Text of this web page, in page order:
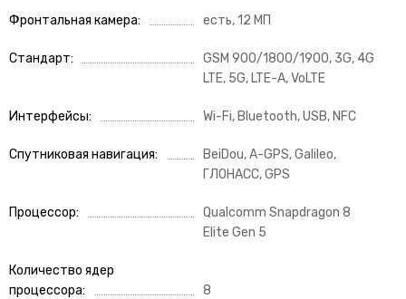
Фронтальная камера есть, 12 МП
Стандарт
GSM 900/1800/1900, 3G, 4G
LTE, 5G, LTE-A, VoLTE
Интерфейсы Wi-Fi, Bluetooth, USB, NFC
Спутниковая навигация
BeiDou, A-GPS, Galileo,
ГЛОНАСС, GPS
Процессор
Qualcomm Snapdragon 8
Elite Gen 5
Количество ядер
процессора
8